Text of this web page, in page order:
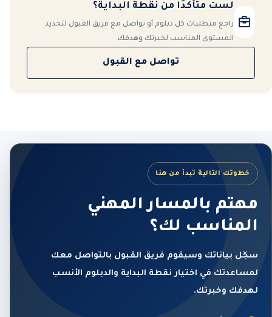
لست متأكدًا من نقطة البداية؟
راجع متطلبات كل دبلوم أو تواصل مع فريق القبول لتحديد
المستوى المناسب لخبرتك وهدفك.
تواصل مع القبول
خطوتك التالية تبدأ من هنا
مهتم بالمسار المهني
المناسب لك؟
سجّل بياناتك وسيقوم فريق القبول بالتواصل معك
لمساعدتك في اختيار نقطة البداية والدبلوم الأنسب
لهدفك وخبرتك.